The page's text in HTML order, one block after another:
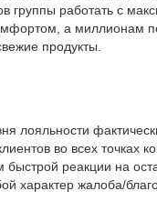
группы работать с
а миллионам
продукты.
лояльности
во всех точках
быстрой реакции на
характер жалоба/